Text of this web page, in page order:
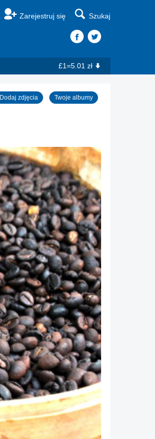
Zarejestruj się Szukaj
£1=5.01 zł
Dodaj zdjęcia Twoje albumy